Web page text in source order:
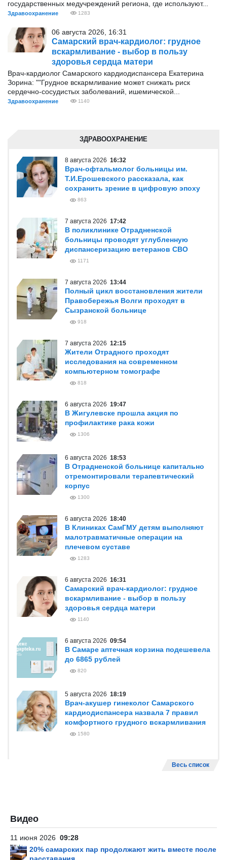
государственных медучреждений региона, где используют...
Здравоохранение 1283
06 августа 2026, 16:31
Самарский врач-кардиолог: грудное
вскармливание - выбор в пользу
здоровья сердца матери
Врач-кардиолог Самарского кардиодиспансера Екатерина
Зорина: ""Грудное вскармливание может снижать риск
сердечно-сосудистых заболеваний, ишемической...
Здравоохранение 1140
ЗДРАВООХРАНЕНИЕ
8 августа 2026 16:32
Врач-офтальмолог больницы им.
Т.И.Ерошевского рассказала, как
сохранить зрение в цифровую эпоху
863
7 августа 2026 17:42
В поликлинике Отрадненской
больницы проводят углубленную
диспансеризацию ветеранов СВО
1171
7 августа 2026 13:44
Полный цикл восстановления жители
Правобережья Волги проходят в
Сызранской больнице
918
7 августа 2026 12:15
Жители Отрадного проходят
исследования на современном
компьютерном томографе
818
6 августа 2026 19:47
В Жигулевске прошла акция по
профилактике рака кожи
1306
6 августа 2026 18:53
В Отрадненской больнице капитально
отремонтировали терапевтический
корпус
1300
6 августа 2026 18:40
В Клиниках СамГМУ детям выполняют
малотравматичные операции на
плечевом суставе
1283
6 августа 2026 16:31
Самарский врач-кардиолог: грудное
вскармливание - выбор в пользу
здоровья сердца матери
1140
6 августа 2026 09:54
В Самаре аптечная корзина подешевела
до 6865 рублей
820
5 августа 2026 18:19
Врач-акушер гинеколог Самарского
кардиодиспансера назвала 7 правил
комфортного грудного вскармливания
1580
Весь список
Видео
11 июня 2026 09:28
20% самарских пар продолжают жить вместе после